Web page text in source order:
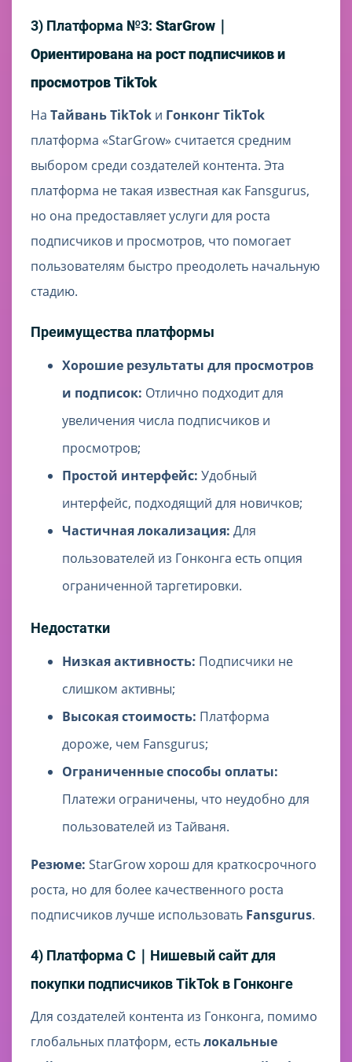
3) Платформа №3: StarGrow｜
Ориентирована на рост подписчиков и
просмотров TikTok
На Тайвань TikTok и Гонконг TikTok
платформа «StarGrow» считается средним
выбором среди создателей контента. Эта
платформа не такая известная как Fansgurus,
но она предоставляет услуги для роста
подписчиков и просмотров, что помогает
пользователям быстро преодолеть начальную
стадию.
Преимущества платформы
Хорошие результаты для просмотров
и подписок: Отлично подходит для
увеличения числа подписчиков и
просмотров;
Простой интерфейс: Удобный
интерфейс, подходящий для новичков;
Частичная локализация: Для
пользователей из Гонконга есть опция
ограниченной таргетировки.
Недостатки
Низкая активность: Подписчики не
слишком активны;
Высокая стоимость: Платформа
дороже, чем Fansgurus;
Ограниченные способы оплаты:
Платежи ограничены, что неудобно для
пользователей из Тайваня.
Резюме: StarGrow хорош для краткосрочного
роста, но для более качественного роста
подписчиков лучше использовать Fansgurus.
4) Платформа C｜Нишевый сайт для
покупки подписчиков TikTok в Гонконге
Для создателей контента из Гонконга, помимо
глобальных платформ, естьлокальные